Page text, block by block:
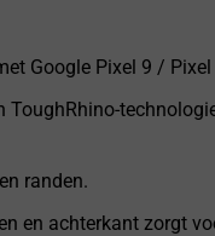
Google Pixel 9 / Pixel
ToughRhino-
randen.
en achterkant zorgt